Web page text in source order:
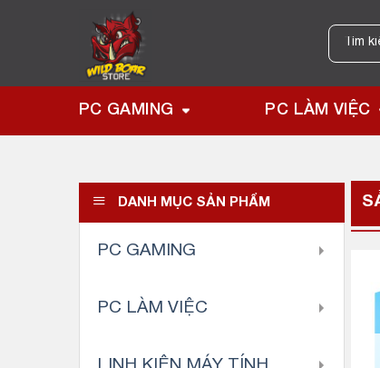
Tìm
kiếm:
PC GAMING PC LÀM VIỆC
DANH MỤC SẢN PHẨM
PC GAMING
PC LÀM VIỆC